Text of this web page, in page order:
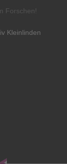
Forschen!
Kleinlinden